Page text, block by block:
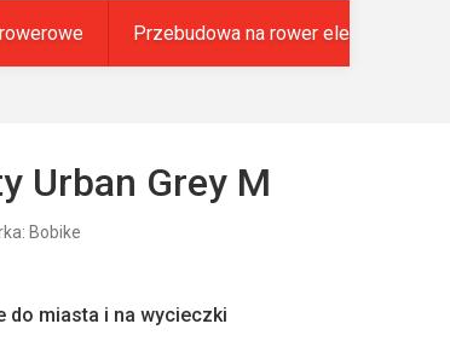
Przebudowa na rower elektryczny
do miasta i na wycieczki
Urban Grey M
Bobike